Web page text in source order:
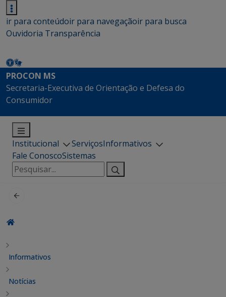
ir para conteúdoir para navegaçãoir para busca
Ouvidoria Transparência
PROCON MS
Secretaria-Executiva de Orientação e Defesa do
Consumidor
Institucional ServiçosInformativos
Fale ConoscoSistemas
Pesquisar
por:
Informativos
Notícias